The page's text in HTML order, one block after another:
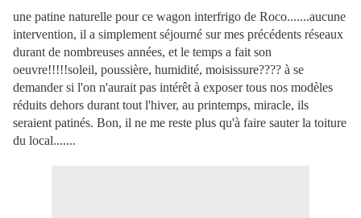
une patine naturelle pour ce wagon interfrigo de Roco.......aucune
intervention, il a simplement séjourné sur mes précédents réseaux
durant de nombreuses années, et le temps a fait son
oeuvre!!!!!soleil, poussière, humidité, moisissure???? à se
demander si l'on n'aurait pas intérêt à exposer tous nos modèles
réduits dehors durant tout l'hiver, au printemps, miracle, ils
seraient patinés. Bon, il ne me reste plus qu'à faire sauter la toiture
du local.......